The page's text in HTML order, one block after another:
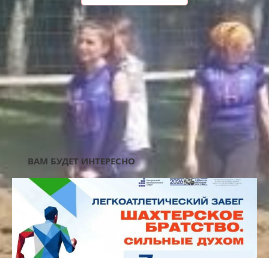
AD3-UNDER-TEXT-MOB
ВАМ БУДЕТ ИНТЕРЕСНО